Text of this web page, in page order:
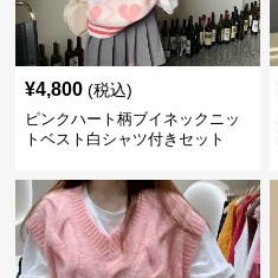
¥4,800 (税込)
ピンクハート柄ブイネックニッ
トベスト白シャツ付きセット